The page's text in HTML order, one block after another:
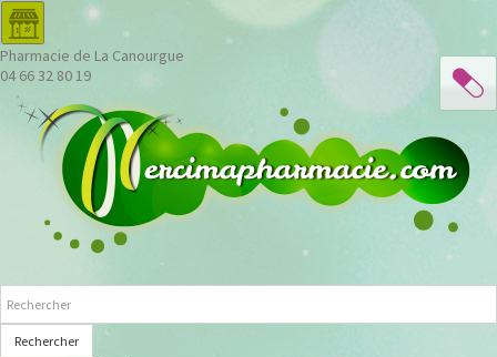
Pharmacie de La Canourgue
04 66 32 80 19
Rechercher